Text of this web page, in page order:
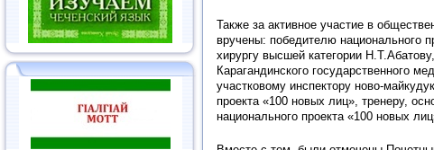
Также за активное участие в
вручены: победителю национального
хирургу высшей категории
Карагандинского государственного
участковому инспектору ново-
проекта «100 новых лиц», тренеру,
национального проекта «100 новых